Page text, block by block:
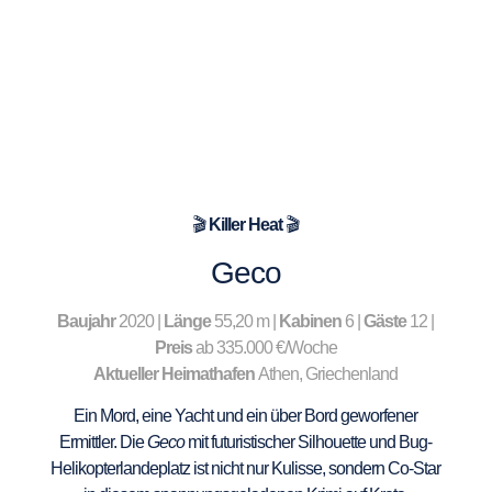
🎬 Killer Heat🎬
Geco
Baujahr2020 | Länge55,20 m | Kabinen 6 |Gäste12 |
Preisab 335.000 €/Woche
Aktueller HeimathafenAthen, Griechenland
Ein Mord, eine Yacht und ein über Bord geworfener
Ermittler. DieGecomit futuristischer Silhouette und Bug-
Helikopterlandeplatz ist nicht nur Kulisse, sondern Co-Star